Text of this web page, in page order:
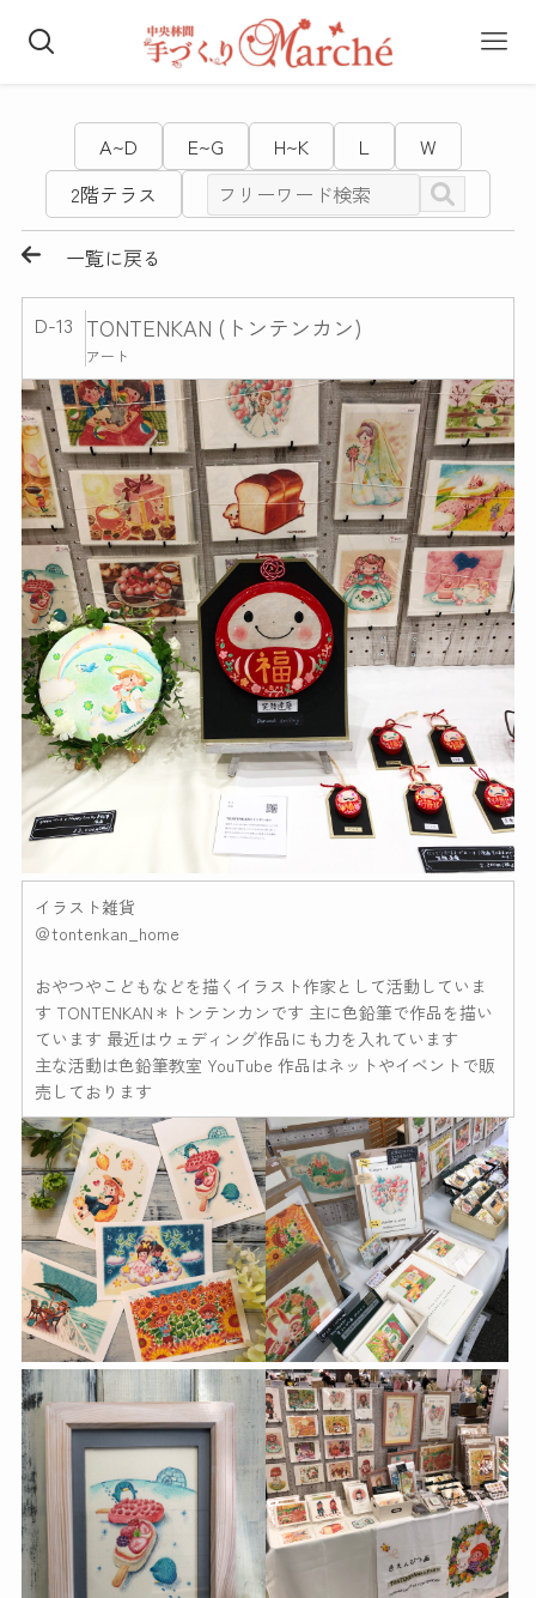
A~D E~G H~K L
W
2階テラス
一覧に戻る
D-13 TONTENKAN (トンテンカン)
アート
イラスト雑貨
＠tontenkan_home
おやつやこどもなどを描くイラスト作家として活動していま
す TONTENKAN＊トンテンカンです 主に色鉛筆で作品を描い
ています 最近はウェディング作品にも力を入れています
主な活動は色鉛筆教室 YouTube 作品はネットやイベントで販
売しております